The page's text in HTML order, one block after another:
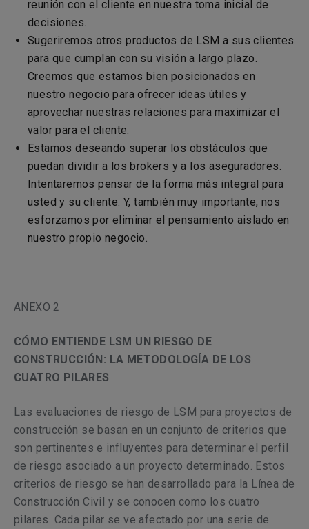
reunión con el cliente en nuestra toma inicial de
decisiones.
Sugeriremos otros productos de LSM a sus clientes
para que cumplan con su visión a largo plazo.
Creemos que estamos bien posicionados en
nuestro negocio para ofrecer ideas útiles y
aprovechar nuestras relaciones para maximizar el
valor para el cliente.
Estamos deseando superar los obstáculos que
puedan dividir a los brokers y a los aseguradores.
Intentaremos pensar de la forma más integral para
usted y su cliente. Y, también muy importante, nos
esforzamos por eliminar el pensamiento aislado en
nuestro propio negocio.
ANEXO 2
CÓMO ENTIENDE LSM UN RIESGO DE
CONSTRUCCIÓN: LA METODOLOGÍA DE LOS
CUATRO PILARES
Las evaluaciones de riesgo de LSM para proyectos de
construcción se basan en un conjunto de criterios que
son pertinentes e influyentes para determinar el perfil
de riesgo asociado a un proyecto determinado. Estos
criterios de riesgo se han desarrollado para la Línea de
Construcción Civil y se conocen como los cuatro
pilares. Cada pilar se ve afectado por una serie de